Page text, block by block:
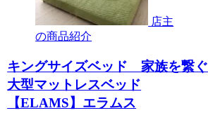
店主
の商品紹介
キングサイズベッド 家族を繋ぐ
大型マットレスベッド
【ELAMS】エラムス